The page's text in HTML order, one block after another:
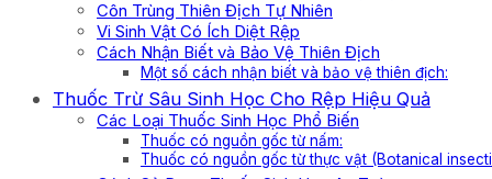
Côn Trùng Thiên Địch Tự Nhiên
Vi Sinh Vật Có Ích Diệt Rệp
Cách Nhận Biết và Bảo Vệ Thiên Địch
Một số cách nhận biết và bảo vệ thiên địch:
Thuốc Trừ Sâu Sinh Học Cho Rệp Hiệu Quả
Các Loại Thuốc Sinh Học Phổ Biến
Thuốc có nguồn gốc từ nấm:
Thuốc có nguồn gốc từ thực vật (Botanical